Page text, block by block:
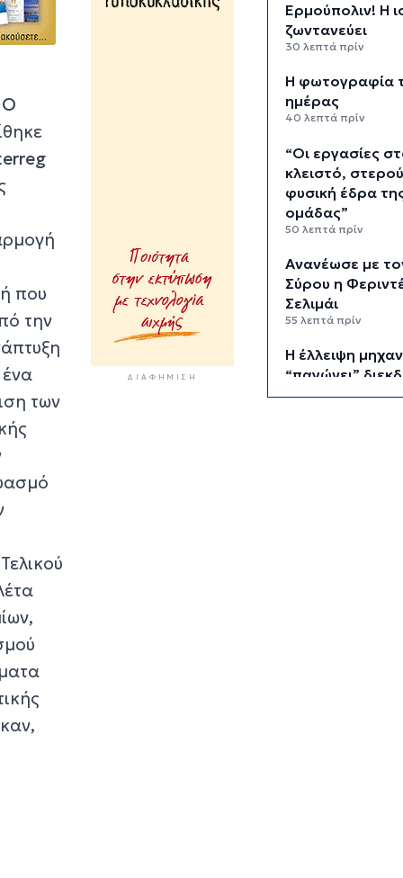
που
την
των
ΔΙΑΦΉΜΙΣΗ
Ερμούπολιν! Η
ζωντανεύει
30 λεπτά πρίν
Η φωτογραφία
ημέρας
40 λεπτά πρίν
“Οι εργασίες
κλειστό,
φυσική έδρα
ομάδας”
50 λεπτά πρίν
Ανανέωσε με
Σύρου η
Σελιμάι
55 λεπτά πρίν
Η έλλειψη
“παγώνει”